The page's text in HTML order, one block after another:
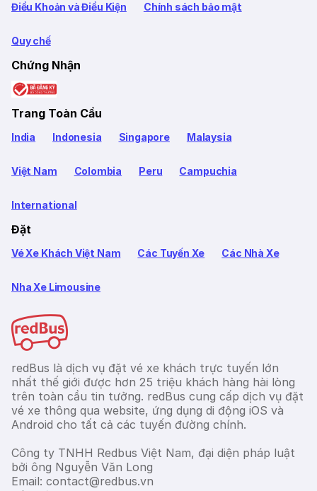
Điều Khoản và Điều Kiện Chính sách bảo mật
Quy chế
Chứng Nhận
Trang Toàn Cầu
India Indonesia Singapore Malaysia
Việt Nam Colombia Peru Campuchia
International
Đặt
Vé Xe Khách Việt Nam Các Tuyến Xe Các Nhà Xe
Nha Xe Limousine
redBus là dịch vụ đặt vé xe khách trực tuyến lớn
nhất thế giới được hơn 25 triệu khách hàng hài lòng
trên toàn cầu tin tưởng. redBus cung cấp dịch vụ đặt
vé xe thông qua website, ứng dụng di động iOS và
Android cho tất cả các tuyến đường chính.
Công ty TNHH Redbus Việt Nam, đại diện pháp luật
bởi ông Nguyễn Văn Long
Email: contact@redbus.vn